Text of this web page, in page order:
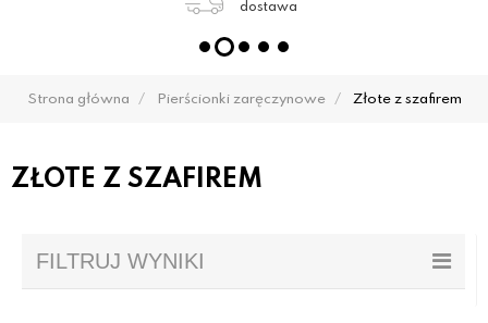
w cenie
Strona główna Pierścionki zaręczynowe Złote z szafirem
ZŁOTE Z SZAFIREM
FILTRUJ WYNIKI